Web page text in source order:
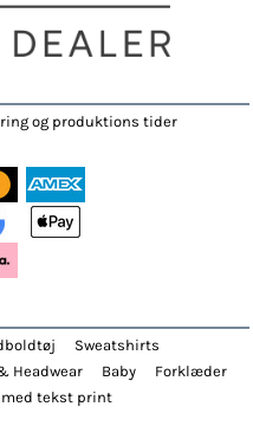
og produktions tider
Sweatshirts
Headwear Baby
Forklæder
tekst print